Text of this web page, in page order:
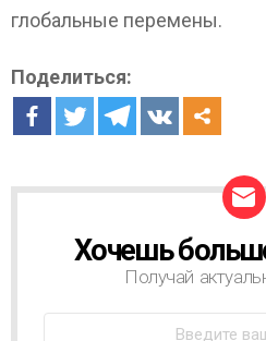
глобальные перемены.
Поделиться:
О
Хочешь
Получай